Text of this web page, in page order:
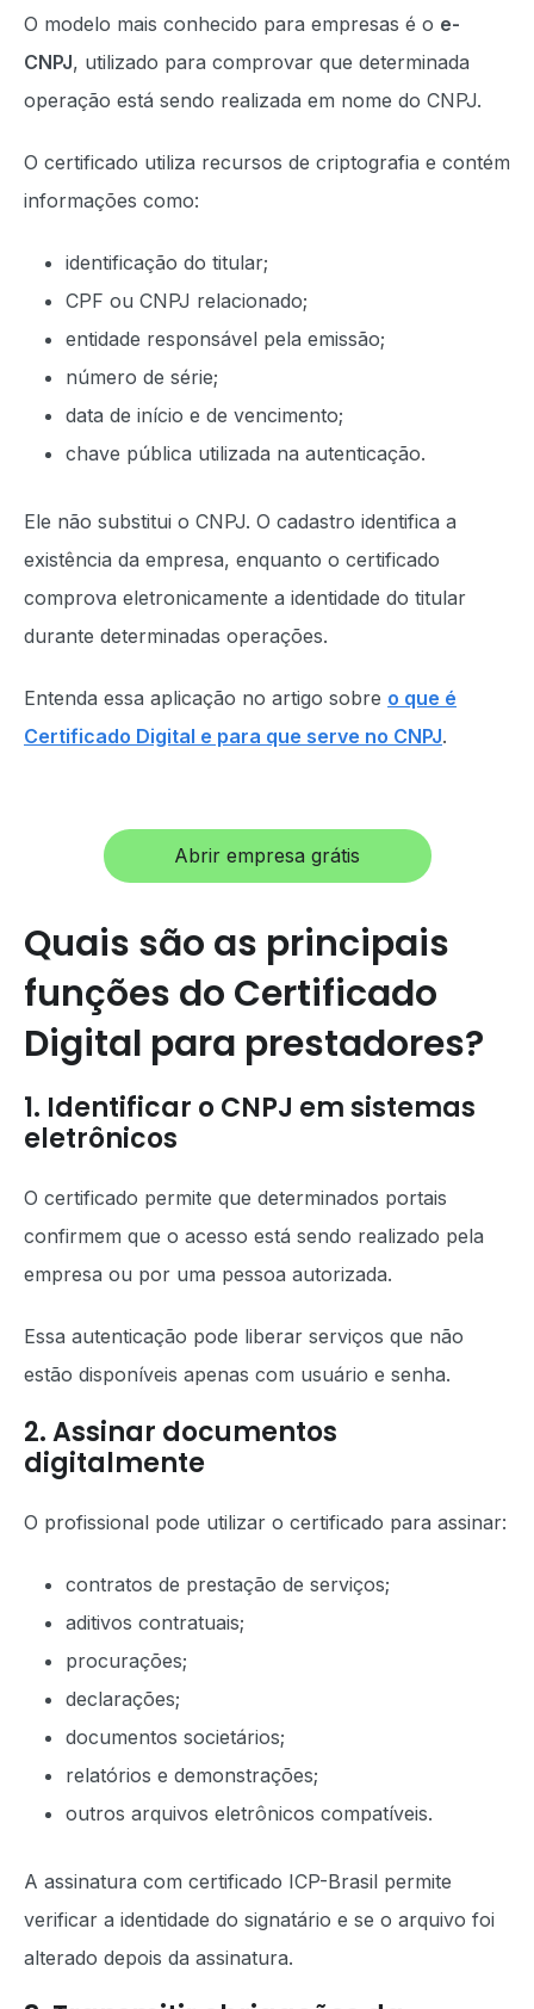
O modelo mais conhecido para empresas é o e-
CNPJ, utilizado para comprovar que determinada
operação está sendo realizada em nome do CNPJ.
O certificado utiliza recursos de criptografia e contém
informações como:
identificação do titular;
CPF ou CNPJ relacionado;
entidade responsável pela emissão;
número de série;
data de início e de vencimento;
chave pública utilizada na autenticação.
Ele não substitui o CNPJ. O cadastro identifica a
existência da empresa, enquanto o certificado
comprova eletronicamente a identidade do titular
durante determinadas operações.
Entenda essa aplicação no artigo sobre o que é
Certificado Digital e para que serve no CNPJ.
Abrir empresa grátis
Quais são as principais
funções do Certificado
Digital para prestadores?
1. Identificar o CNPJ em sistemas
eletrônicos
O certificado permite que determinados portais
confirmem que o acesso está sendo realizado pela
empresa ou por uma pessoa autorizada.
Essa autenticação pode liberar serviços que não
estão disponíveis apenas com usuário e senha.
2. Assinar documentos
digitalmente
O profissional pode utilizar o certificado para assinar:
contratos de prestação de serviços;
aditivos contratuais;
procurações;
declarações;
documentos societários;
relatórios e demonstrações;
outros arquivos eletrônicos compatíveis.
A assinatura com certificado ICP-Brasil permite
verificar a identidade do signatário e se o arquivo foi
alterado depois da assinatura.